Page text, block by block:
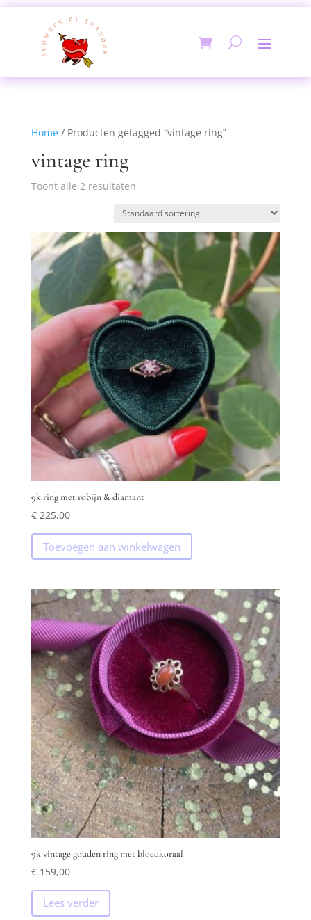
Home/ Producten getagged “vintage ring”
vintage ring
Toont alle 2 resultaten
9k ring met robijn & diamant
€225,00
Toevoegen aan winkelwagen
9k vintage gouden ring met bloedkoraal
€159,00
Lees verder